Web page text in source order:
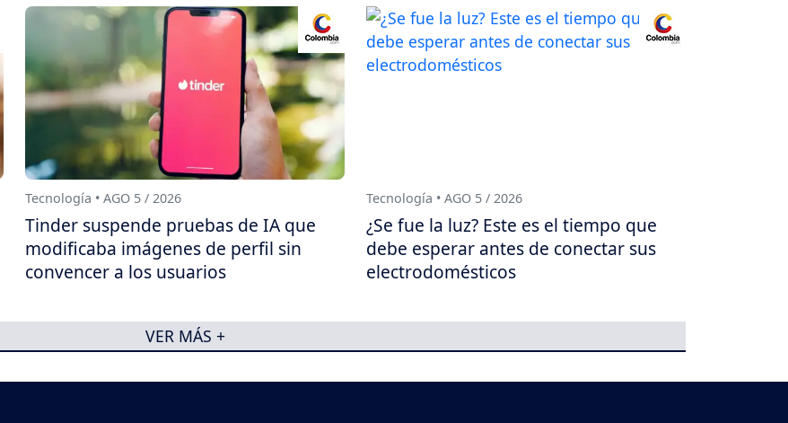
Tecnología • AGO 5 / 2026
Tinder suspende pruebas de IA que
modificaba imágenes de perfil sin
convencer a los usuarios
Tecnología • AGO 5 / 2026
¿Se fue la luz? Este es el tiempo que
debe esperar antes de conectar sus
electrodomésticos
VER MÁS +